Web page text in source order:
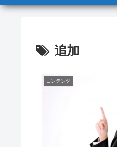
追加
コンテンツ